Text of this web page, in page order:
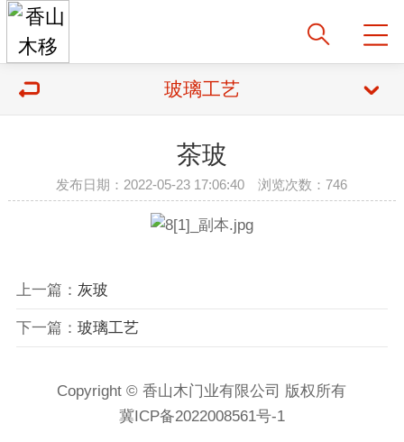
玻璃工艺
茶玻
发布日期：2022-05-23 17:06:40 浏览次数：746
上一篇： 灰玻
下一篇： 玻璃工艺
Copyright © 香山木门业有限公司 版权所有
冀ICP备2022008561号-1